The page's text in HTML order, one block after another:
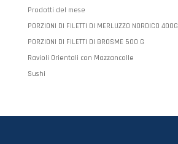
Prodotti del mese
PORZIONI DI FILETTI DI MERLUZZO NORDICO 400G
PORZIONI DI FILETTI DI BROSME 500 G
Ravioli Orientali con Mazzancolle
Sushi